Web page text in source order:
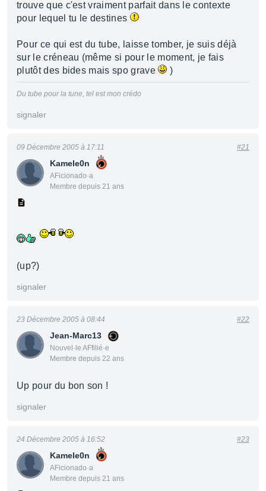
trouve que c'est vraiment parfait dans le contexte
pour lequel tu le destines
Pour ce qui est du tube, laisse tomber, je suis déjà
sur le créneau (même si pour le moment, je fais
plutôt des bides mais spo grave
)
Du tube pour la tune, tel est mon crédo
signaler
Kamele0n
AFicionado·a
Membre depuis 21 ans
09 Décembre 2005 à 17:11 #21
(up?)
signaler
Jean-Marc13
Nouvel·le AFfilié·e
Membre depuis 22 ans
23 Décembre 2005 à 08:44 #22
Up pour du bon son !
signaler
Kamele0n
AFicionado·a
Membre depuis 21 ans
24 Décembre 2005 à 16:52 #23